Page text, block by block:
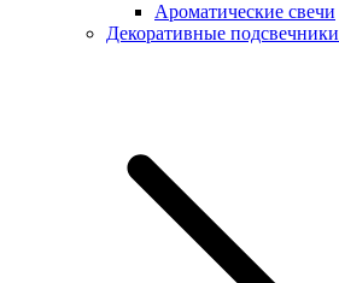
Ароматические свечи
Декоративные подсвечники